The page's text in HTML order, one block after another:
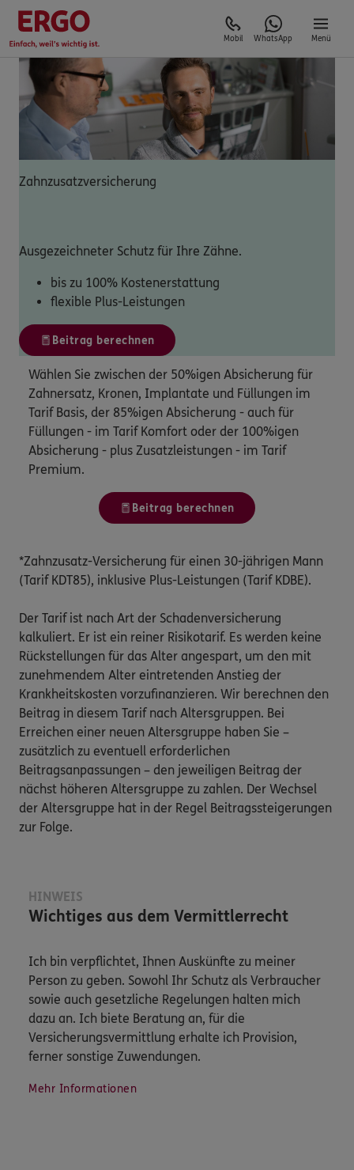
Mobil WhatsApp Menü
Zahnzusatzversicherung
Ausgezeichneter Schutz für Ihre Zähne.
bis zu 100% Kostenerstattung
flexible Plus-Leistungen
Beitrag berechnen
Wählen Sie zwischen der 50%igen Absicherung für
Zahnersatz, Kronen, Implantate und Füllungen im
Tarif Basis, der 85%igen Absicherung - auch für
Füllungen - im Tarif Komfort oder der 100%igen
Absicherung - plus Zusatzleistungen - im Tarif
Premium.
Beitrag berechnen
*Zahnzusatz-Versicherung für einen 30-jährigen Mann
(Tarif KDT85), inklusive Plus-Leistungen (Tarif KDBE).
Der Tarif ist nach Art der Schadenversicherung
kalkuliert. Er ist ein reiner Risikotarif. Es werden keine
Rückstellungen für das Alter angespart, um den mit
zunehmendem Alter eintretenden Anstieg der
Krankheitskosten vorzufinanzieren. Wir berechnen den
Beitrag in diesem Tarif nach Altersgruppen. Bei
Erreichen einer neuen Altersgruppe haben Sie –
zusätzlich zu eventuell erforderlichen
Beitragsanpassungen – den jeweiligen Beitrag der
nächst höheren Altersgruppe zu zahlen. Der Wechsel
der Altersgruppe hat in der Regel Beitragssteigerungen
zur Folge.
HINWEIS
Wichtiges aus dem Vermittlerrecht
Ich bin verpflichtet, Ihnen Auskünfte zu meiner
Person zu geben. Sowohl Ihr Schutz als Verbraucher
sowie auch gesetzliche Regelungen halten mich
dazu an. Ich biete Beratung an, für die
Versicherungsvermittlung erhalte ich Provision,
ferner sonstige Zuwendungen.
Mehr Informationen